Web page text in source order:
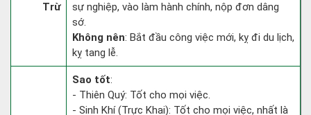
Trừ
sự nghiệp, vào làm hành chính, nộp đơn dâng
sớ.
Không nên: Bắt đầu công việc mới, kỵ đi du lịch,
kỵ tang lễ.
Sao tốt:
- Thiên Quý: Tốt cho mọi việc.
- Sinh Khí (Trực Khai): Tốt cho mọi việc, nhất là